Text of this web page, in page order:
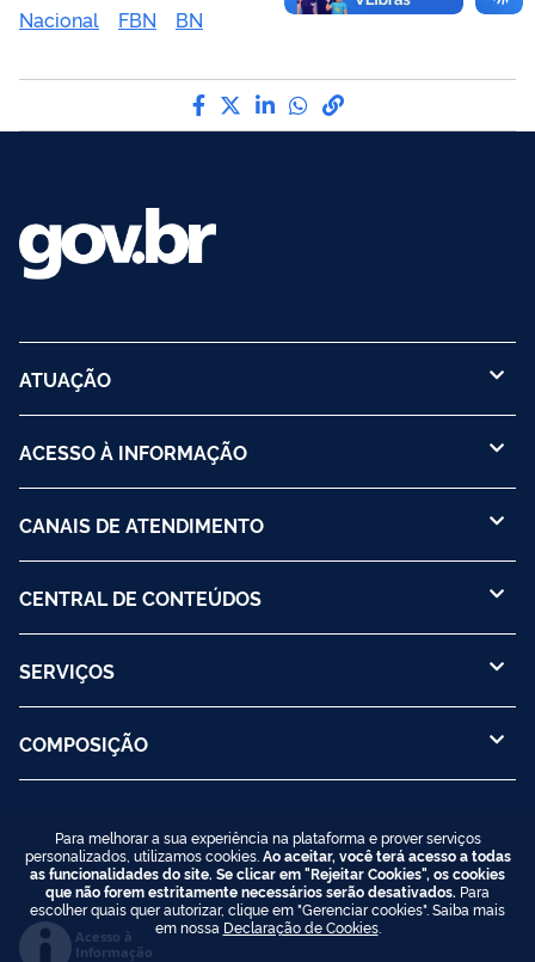
Nacional
FBN BN
Compartilhe por Facebook
Compartilhe por Twitter
Compartilhe por
Compartilhe por
link para Copiar
ATUAÇÃO
ACESSO À INFORMAÇÃO
CANAIS DE ATENDIMENTO
CENTRAL DE CONTEÚDOS
SERVIÇOS
COMPOSIÇÃO
Acesso à
Informação
Para melhorar a sua experiência na plataforma e prover serviços
personalizados, utilizamos cookies. Ao aceitar, você terá acesso a todas
as funcionalidades do site. Se clicar em "Rejeitar Cookies", os cookies
que não forem estritamente necessários serão desativados. Para
escolher quais quer autorizar, clique em "Gerenciar cookies". Saiba mais
em nossa Declaração de Cookies.